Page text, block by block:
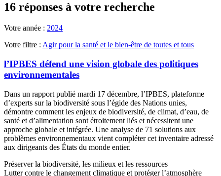
16 réponses à votre recherche
Votre année : 2024
Votre filtre : Agir pour la santé et le bien-être de toutes et tous
l’IPBES défend une vision globale des politiques
environnementales
Dans un rapport publié mardi 17 décembre, l’IPBES, plateforme
d’experts sur la biodiversité sous l’égide des Nations unies,
démontre comment les enjeux de biodiversité, de climat, d’eau, de
santé et d’alimentation sont étroitement liés et nécessitent une
approche globale et intégrée. Une analyse de 71 solutions aux
problèmes environnementaux vient compléter cet inventaire adressé
aux dirigeants des États du monde entier.
Préserver la biodiversité, les milieux et les ressources
Lutter contre le changement climatique et protéger l’atmosphère